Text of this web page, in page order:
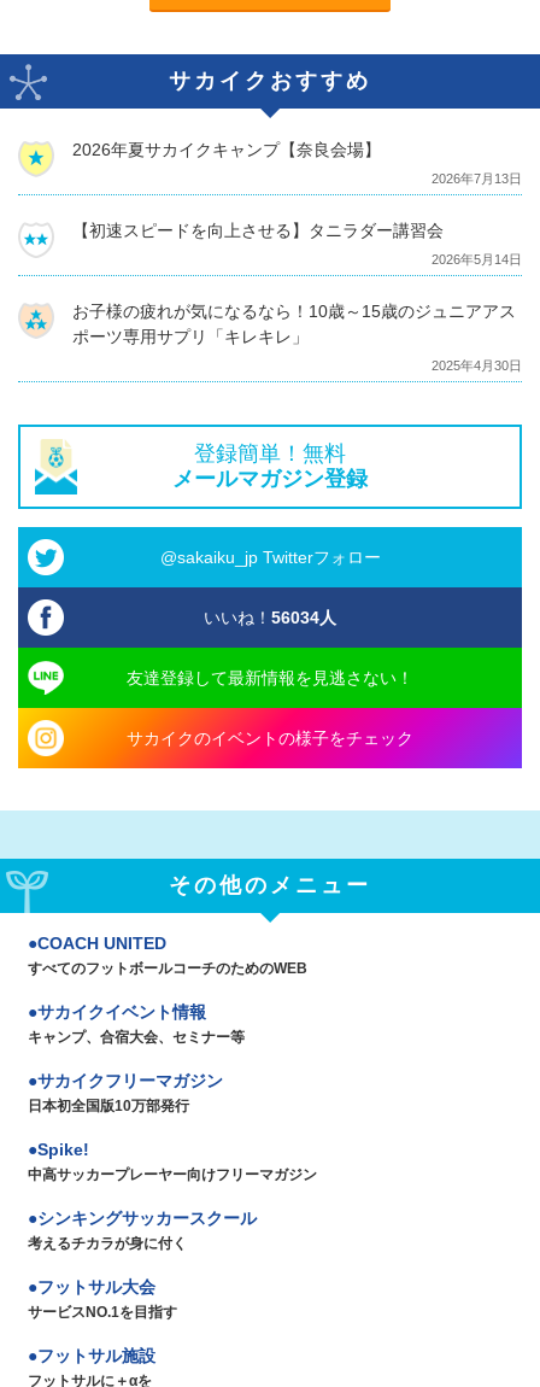
サカイクおすすめ
2026年夏サカイクキャンプ【奈良会場】
2026年7月13日
【初速スピードを向上させる】タニラダー講習会
2026年5月14日
お子様の疲れが気になるなら！10歳～15歳のジュニアアス
ポーツ専用サプリ「キレキレ」
2025年4月30日
登録簡単！無料
メールマガジン登録
@sakaiku_jp Twitterフォロー
いいね！ 56034人
友達登録して最新情報を見逃さない！
サカイクのイベントの様子をチェック
その他のメニュー
COACH UNITED
すべてのフットボールコーチのためのWEB
サカイクイベント情報
キャンプ、合宿大会、セミナー等
サカイクフリーマガジン
日本初全国版10万部発行
Spike!
中高サッカープレーヤー向けフリーマガジン
シンキングサッカースクール
考えるチカラが身に付く
フットサル大会
サービスNO.1を目指す
フットサル施設
フットサルに＋αを